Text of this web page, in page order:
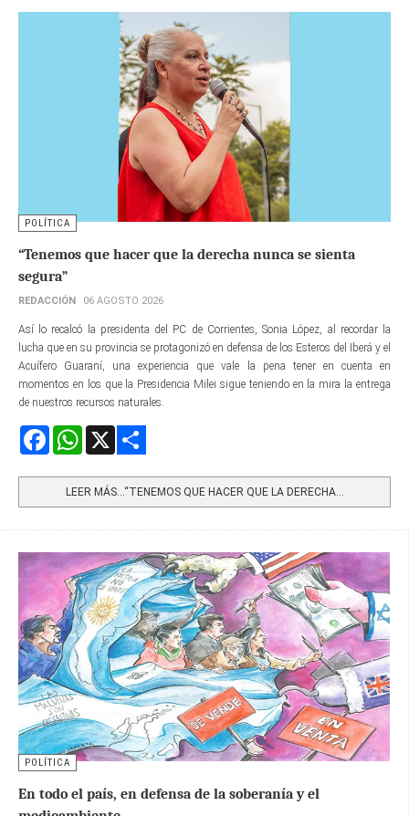
POLÍTICA
“Tenemos que hacer que la derecha nunca se sienta
segura”
REDACCIÓN 06 AGOSTO 2026
Así lo recalcó la presidenta del PC de Corrientes, Sonia López, al recordar la
lucha que en su provincia se protagonizó en defensa de los Esteros del Iberá y el
Acuífero Guaraní, una experiencia que vale la pena tener en cuenta en
momentos en los que la Presidencia Milei sigue teniendo en la mira la entrega
de nuestros recursos naturales.
FacebookWhatsApp
LEER MÁS…“TENEMOS QUE HACER QUE LA DERECHA...
POLÍTICA
En todo el país, en defensa de la soberanía y el